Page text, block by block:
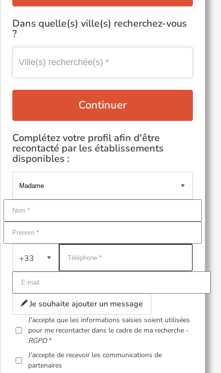
Dans quelle(s) ville(s) recherchez-vous
?
Continuer
Complétez votre profil afin d'être
recontacté par les établissements
disponibles :
+33
Je souhaite ajouter un message
J'accepte que les informations saisies soient utilisées
pour me recontacter dans le cadre de ma recherche -
RGPD
J'accepte de recevoir les communications de
partenaires